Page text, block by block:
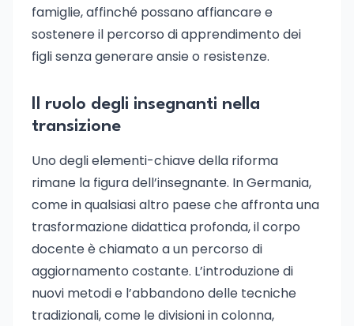
famiglie, affinché possano affiancare e
sostenere il percorso di apprendimento dei
figli senza generare ansie o resistenze.
Il ruolo degli insegnanti nella
transizione
Uno degli elementi-chiave della riforma
rimane la figura dell’insegnante. In Germania,
come in qualsiasi altro paese che affronta una
trasformazione didattica profonda, il corpo
docente è chiamato a un percorso di
aggiornamento costante. L’introduzione di
nuovi metodi e l’abbandono delle tecniche
tradizionali, come le divisioni in colonna,